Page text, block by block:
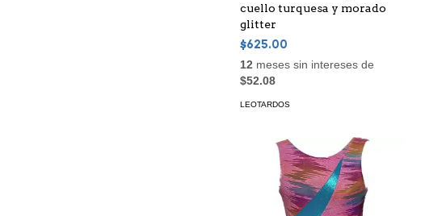
cuello turquesa y morado
glitter
$625.00
12 meses sin intereses de
$52.08
LEOTARDOS